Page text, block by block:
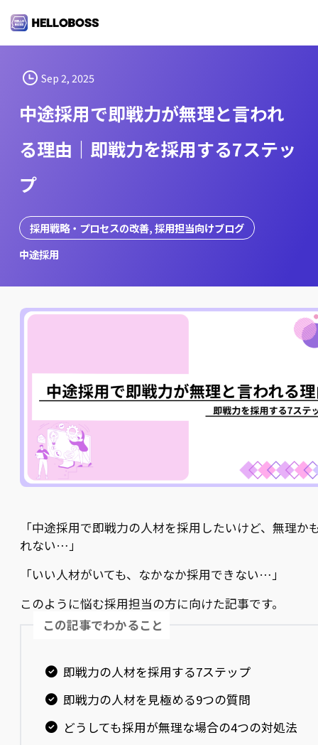
i
Sep 2, 2025
中途採用で即戦力が無理と言われ
る理由｜即戦力を採用する7ステッ
プ
採用戦略・プロセスの改善, 採用担当向けブログ
中途採用
「中途採用で即戦力の人材を採用したいけど、無理か
れない…」
「いい人材がいても、なかなか採用できない…」
このように悩む採用担当の方に向けた記事です。
この記事でわかること
即戦力の人材を採用する7ステップ
即戦力の人材を見極める9つの質問
どうしても採用が無理な場合の4つの対処法